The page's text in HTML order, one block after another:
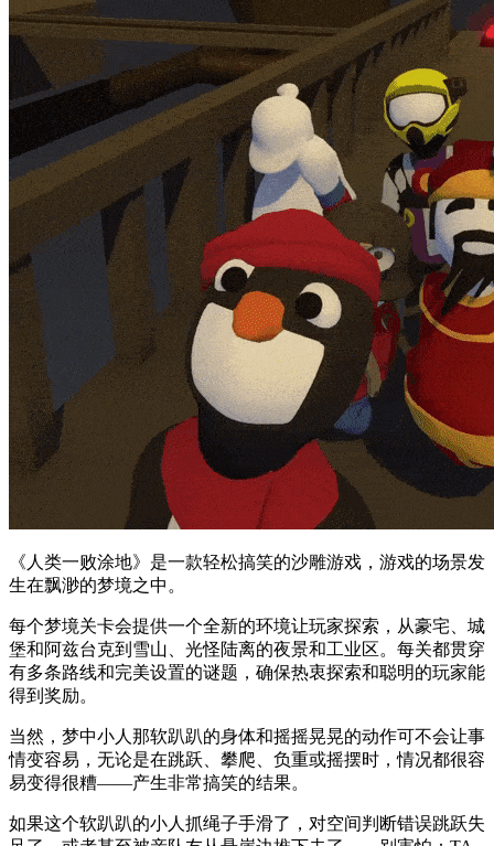
《人类一败涂地》是一款轻松搞笑的沙雕游戏，游戏的场景发
生在飘渺的梦境之中。
每个梦境关卡会提供一个全新的环境让玩家探索，从豪宅、城
堡和阿兹台克到雪山、光怪陆离的夜景和工业区。每关都贯穿
有多条路线和完美设置的谜题，确保热衷探索和聪明的玩家能
得到奖励。
当然，梦中小人那软趴趴的身体和摇摇晃晃的动作可不会让事
情变容易，无论是在跳跃、攀爬、负重或摇摆时，情况都很容
易变得很糟——产生非常搞笑的结果。
如果这个软趴趴的小人抓绳子手滑了，对空间判断错误跳跃失